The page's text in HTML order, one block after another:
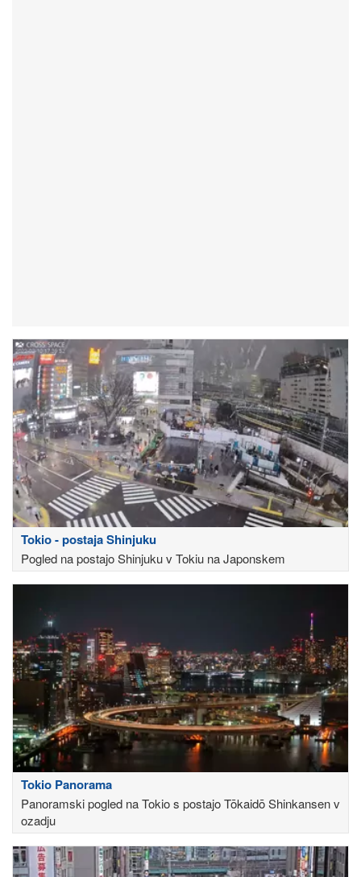
Tokio - postaja Shinjuku
Pogled na postajo Shinjuku v Tokiu na Japonskem
Tokio Panorama
Panoramski pogled na Tokio s postajo Tōkaidō Shinkansen v
ozadju